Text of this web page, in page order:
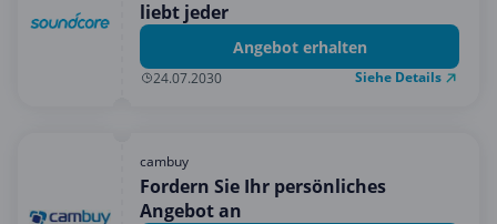
liebt jeder
Angebot erhalten
24.07.2030 Siehe Details
cambuy
Fordern Sie Ihr persönliches
Angebot an